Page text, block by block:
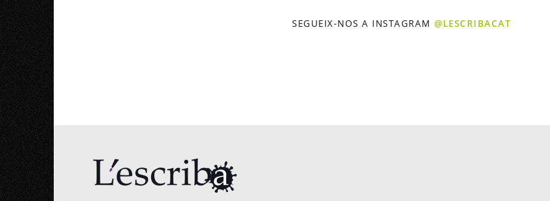
SEGUEIX-NOS A INSTAGRAM @LESCRIBACAT